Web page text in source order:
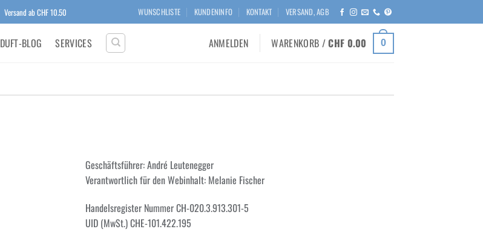
Versand ab CHF 10.50 WUNSCHLISTE KUNDENINFO KONTAKT VERSAND, AGB
DUFT-BLOG SERVICES ANMELDEN WARENKORB /CHF 0.00 0
Geschäftsführer: André Leutenegger
Verantwortlich für den Webinhalt: Melanie Fischer
Handelsregister Nummer CH-020.3.913.301-5
UID (MwSt.) CHE-101.422.195